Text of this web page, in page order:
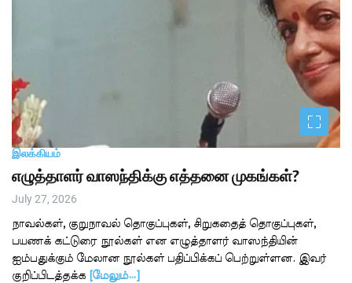
இலக்கியம்
எழுத்தாளர் வாஸந்திக்கு எத்தனை முகங்கள்?
July 27, 2026
நாவல்கள், குறுநாவல் தொகுப்புகள், சிறுகதைத் தொகுப்புகள்,
பயணக் கட்டுரை நூல்கள் என எழுத்தாளர் வாஸந்தியின்
ஐம்பதுக்கும் மேலான நூல்கள் பதிப்பிக்கப் பெற்றுள்ளன. இவர்
குறிப்பிடத்தக்க
[மேலும்…]